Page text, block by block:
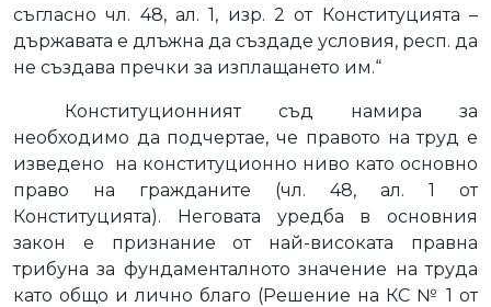
съгласно чл. 48, ал. 1, изр. 2 от Конституцията –
държавата е длъжна да създаде условия, респ. да
не създава пречки за изплащането им.“
Конституционният съд намира за
необходимо да подчертае, че правото на труд е
изведено
на конституционно ниво като основно
право на гражданите (чл. 48, ал. 1 от
Конституцията). Неговата уредба в основния
закон е признание от най-високата правна
трибуна за фундаменталното значение на труда
като общо и лично благо (Решение на КС № 1 от